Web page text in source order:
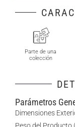
Parte de una
colección
Parámetros
Dimensiones